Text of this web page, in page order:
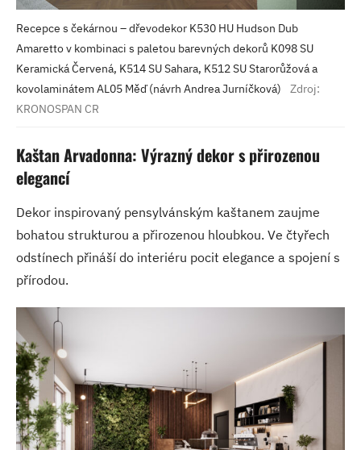
Recepce s čekárnou – dřevodekor K530 HU Hudson Dub
Amaretto v kombinaci s paletou barevných dekorů K098 SU
Keramická Červená, K514 SU Sahara, K512 SU Starorůžová a
kovolaminátem AL05 Měď (návrh Andrea Jurníčková)
Zdroj:
KRONOSPAN CR
Kaštan Arvadonna: Výrazný dekor s přirozenou
elegancí
Dekor inspirovaný pensylvánským kaštanem zaujme
bohatou strukturou a přirozenou hloubkou. Ve čtyřech
odstínech přináší do interiéru pocit elegance a spojení s
přírodou.